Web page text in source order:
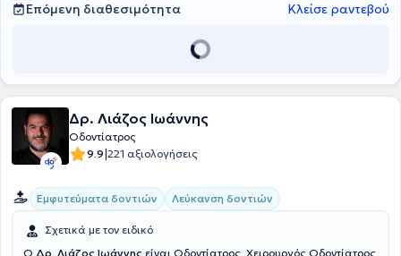
Επόμενη διαθεσιμότητα Κλείσε ραντεβού
Δρ. Λιάζος Ιωάννης
Οδοντίατρος
9.9|221 αξιολογήσεις
Εμφυτεύματα δοντιών Λεύκανση δοντιών
Σχετικά με τον ειδικό
Ο Δρ. Λιάζος Ιωάννης είναι Οδοντίατρος, Χειρουργός Οδοντίατρος